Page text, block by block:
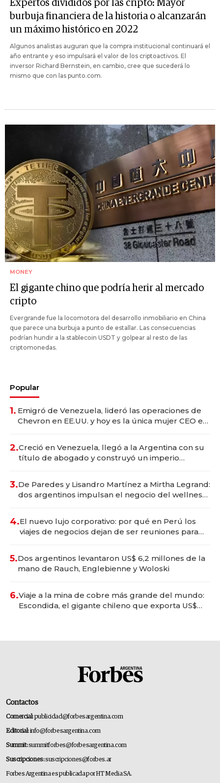
Expertos divididos por las cripto: Mayor
burbuja financiera de la historia o alcanzarán
un máximo histórico en 2022
Algunos analistas auguran que la compra institucional continuará el
año entrante y eso impulsará el valor de los criptoactivos. El
inversor Richard Bernstein, en cambio, cree que sucederá lo
mismo que con las punto.com.
MONEY
El gigante chino que podría herir al mercado
cripto
Evergrande fue la locomotora del desarrollo inmobiliario en China
que parece una burbuja a punto de estallar. Las consecuencias
podrían hundir a la stablecoin USDT y golpear al resto de las
criptomonedas.
Popular
1. Emigró de Venezuela, lideró las operaciones de
Chevron en EE.UU. y hoy es la única mujer CEO en
2.Creció en Venezuela, llegó a la Argentina con su
título de abogado y construyó un imperio
3.De Paredes y Lisandro Martínez a Mirtha Legrand:
dos argentinos impulsan el negocio del wellness
4.El nuevo lujo corporativo: por qué en Perú los
viajes de negocios dejan de ser reuniones para
5.Dos argentinos levantaron US$ 6,2 millones de la
mano de Rauch, Englebienne y Woloski
6.Viaje a la mina de cobre más grande del mundo:
Escondida, el gigante chileno que exporta US$
Contactos
Comercial:publicidad@forbesargentina.com
Editorial:info@forbesargentina.com
Summit:summitforbes@forbesargentina.com
Suscripciones:suscripciones@forbes.ar
Forbes Argentina es publicada por HT Media SA.